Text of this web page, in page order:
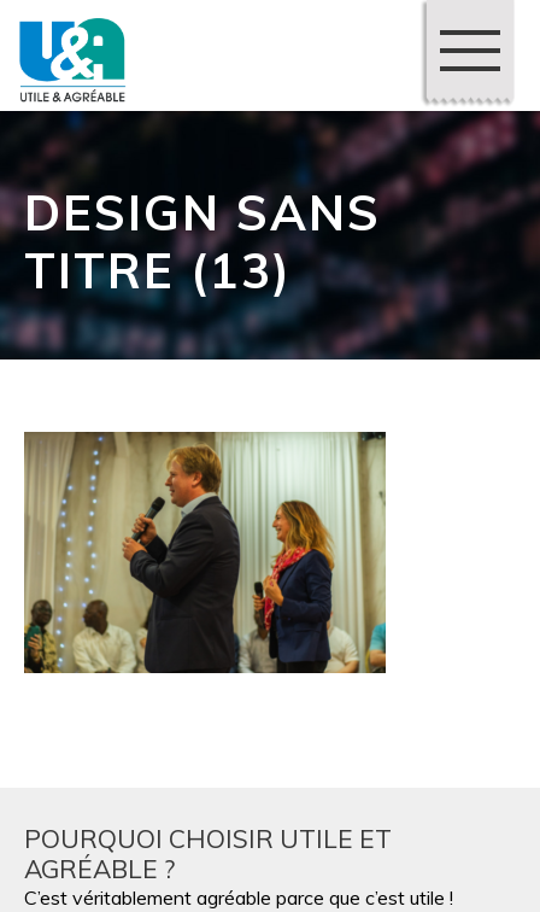
DESIGN SANS
TITRE (13)
POURQUOI CHOISIR UTILE ET
AGRÉABLE ?
C’est véritablement agréable parce que c’est utile !